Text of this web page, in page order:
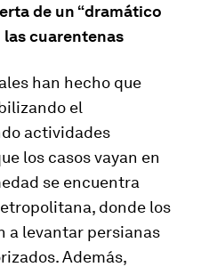
de un “dramático
las cuarentenas
han hecho que
el
actividades
los casos vayan en
se encuentra
donde los
a levantar persianas
Además,